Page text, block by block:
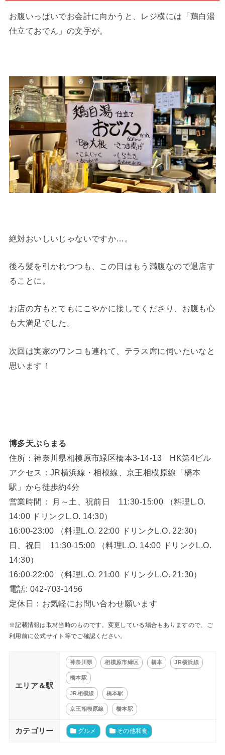
お腹いっぱいでお会計に向かうと、レジ横には「鶏白湯
仕立ておでん」の文字が。
絶対おいしいじゃないですか…。
後ろ髪を引かれつつも、この日はもう満腹なので退店す
ることに。
お店の方もとてもにこやかに接してくださり、お腹も心
も大満足でした。
次回は実家のワンコも連れて、テラス席に伺いたいなと
思います！
博多天ぷらまる
住所：神奈川県相模原市緑区橋本3-14-13 HK第4ビル
アクセス：JR横浜線・相模線、京王相模原線「橋本
駅」から徒歩約4分
営業時間： 月～土、祝前日 11:30-15:00 （料理L.O.
14:00 ドリンクL.O. 14:30）
16:00-23:00 （料理L.O. 22:00 ドリンクL.O. 22:30）
日、祝日 11:30-15:00 （料理L.O. 14:00 ドリンクL.O.
14:30）
16:00-22:00 （料理L.O. 21:00 ドリンクL.O. 21:30）
電話: 042-703-1456
定休日：お気軽にお問い合わせ願います
※記載情報は取材当時のものです。変更している場合もありますので、ご
利用前に公式サイト等でご確認ください。
エリア＆駅
神奈川県 相模原市緑区 橋本 JR横浜線
橋本駅
JR相模線 橋本駅
京王相模原線 橋本駅
カテゴリー グルメ その他和食